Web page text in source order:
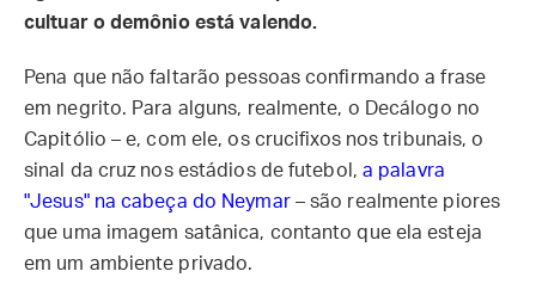
cultuar o demônio está valendo.
Pena que não faltarão pessoas confirmando a frase
em negrito. Para alguns, realmente, o Decálogo no
Capitólio – e, com ele, os crucifixos nos tribunais, o
sinal da cruz nos estádios de futebol, a palavra
"Jesus" na cabeça do Neymar– são realmente piores
que uma imagem satânica, contanto que ela esteja
em um ambiente privado.